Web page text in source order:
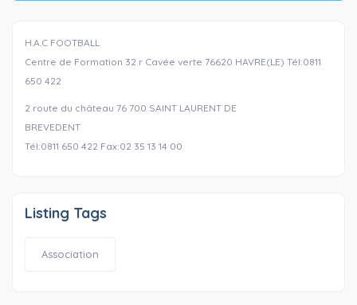
H.A.C FOOTBALL
Centre de Formation 32 r Cavée verte 76620 HAVRE(LE) Tél:0811
650 422
2 route du château 76 700 SAINT LAURENT DE
BREVEDENT
Tél:0811 650 422 Fax:02 35 13 14 00
Listing Tags
Association